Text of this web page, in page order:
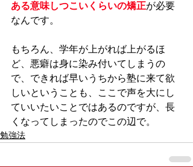
ある意味しつこいくらいの矯正が必要
なんです。
もちろん、学年が上がれば上がるほ
ど、悪癖は身に染み付いてしまうの
で、できれば早いうちから塾に来て欲
しいということも、ここで声を大にし
ていいたいことではあるのですが、長
くなってしまったのでこの辺で。
勉強法